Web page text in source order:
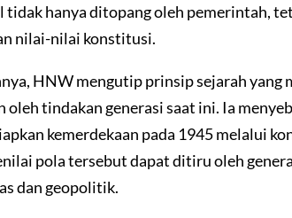
hanya ditopang oleh pemerintah,
nilai-nilai konstitusi.
HNW mengutip prinsip sejarah yang
oleh tindakan generasi saat ini. Ia
kemerdekaan pada 1945 melalui
pola tersebut dapat ditiru oleh
dan geopolitik.